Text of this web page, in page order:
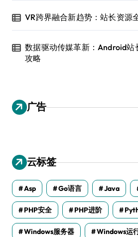
VR跨界融合新趋势：站长资源
数据驱动传媒革新：Android站
攻略
广告
云标签
Asp Go语言 Java
PHP安全 PHP进阶
Windows服务器 Windows运